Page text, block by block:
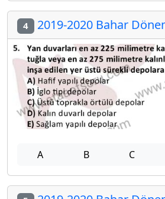
4 2019-2020 Bahar
A B C